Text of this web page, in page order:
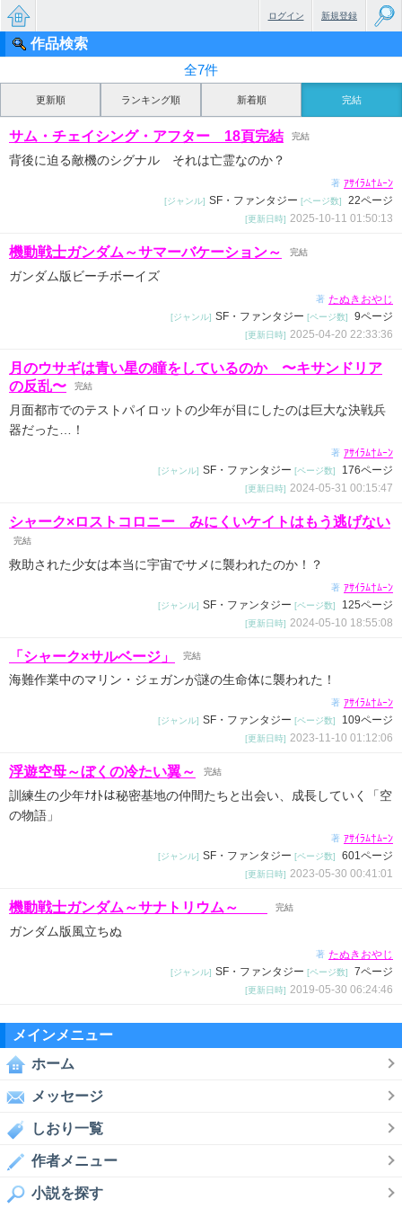
無料で
っと大
新規登録
ログイン
作品検索
全7件
更新順 ランキング順 新着順 完結
サム・チェイシング・アフター 18頁完結 完結
背後に迫る敵機のシグナル それは亡霊なのか？
著 ｱｻｲﾗﾑ†ﾑｰﾝ
[ジャンル] SF・ファンタジー [ページ数] 22ページ
[更新日時] 2025-10-11 01:50:13
機動戦士ガンダム～サマーバケーション～ 完結
ガンダム版ビーチボーイズ
著 たぬきおやじ
[ジャンル] SF・ファンタジー [ページ数] 9ページ
[更新日時] 2025-04-20 22:33:36
月のウサギは青い星の瞳をしているのか 〜キサンドリア
の反乱〜
完結
月面都市でのテストパイロットの少年が目にしたのは巨大な決戦兵
器だった…！
著 ｱｻｲﾗﾑ†ﾑｰﾝ
[ジャンル] SF・ファンタジー [ページ数] 176ページ
[更新日時] 2024-05-31 00:15:47
シャーク×ロストコロニー みにくいケイトはもう逃げない
完結
救助された少女は本当に宇宙でサメに襲われたのか！？
著 ｱｻｲﾗﾑ†ﾑｰﾝ
[ジャンル] SF・ファンタジー [ページ数] 125ページ
[更新日時] 2024-05-10 18:55:08
「シャーク×サルベージ」 完結
海難作業中のマリン・ジェガンが謎の生命体に襲われた！
著 ｱｻｲﾗﾑ†ﾑｰﾝ
[ジャンル] SF・ファンタジー [ページ数] 109ページ
[更新日時] 2023-11-10 01:12:06
浮遊空母～ぼくの冷たい翼～ 完結
訓練生の少年ﾅｵﾄは秘密基地の仲間たちと出会い、成長していく「空
の物語」
著 ｱｻｲﾗﾑ†ﾑｰﾝ
[ジャンル] SF・ファンタジー [ページ数] 601ページ
[更新日時] 2023-05-30 00:41:01
機動戦士ガンダム～サナトリウム～ 完結
ガンダム版風立ちぬ
著 たぬきおやじ
[ジャンル] SF・ファンタジー [ページ数] 7ページ
[更新日時] 2019-05-30 06:24:46
メインメニュー
ホーム
メッセージ
しおり一覧
作者メニュー
小説を探す